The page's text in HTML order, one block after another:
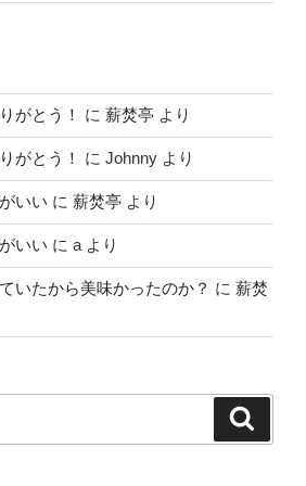
がとう！ に 薪焚亭 より
がとう！ に Johnny より
いい に 薪焚亭 より
いい に a より
いたから美味かったのか？ に 薪焚